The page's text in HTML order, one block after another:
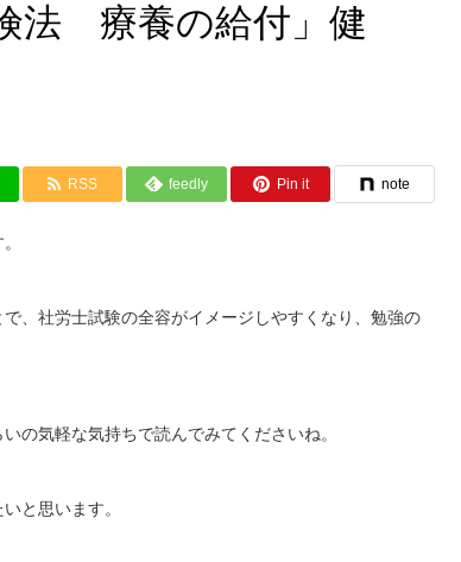
法 療養の給付」健
RSS feedly Pin it note
、社労士試験の全容がイメージしやすくなり、勉強の
の気軽な気持ちで読んでみてくださいね。
と思います。